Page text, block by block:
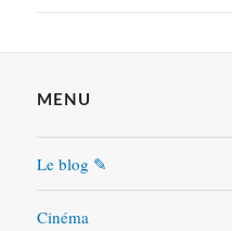
MENU
Le blog ✎
Cinéma